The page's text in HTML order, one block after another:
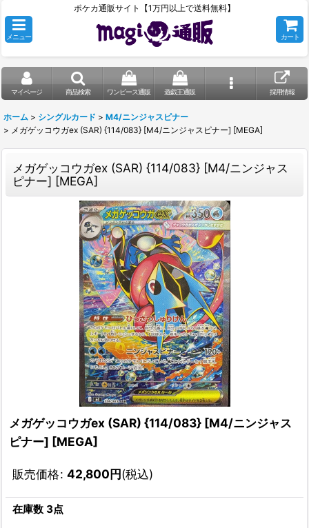
ポケカ通販サイト【1万円以上で送料無料】
メニュー カート
マイページ 商品検索 ワンピース通販 遊戯王通販 採用情報
ホーム > シングルカード > M4/ニンジャスピナー
> メガゲッコウガex (SAR) {114/083} [M4/ニンジャスピナー] [MEGA]
メガゲッコウガex (SAR) {114/083} [M4/ニンジャス
ピナー] [MEGA]
メガゲッコウガex (SAR) {114/083} [M4/ニンジャス
ピナー] [MEGA]
販売価格: 42,800円(税込)
在庫数 3点